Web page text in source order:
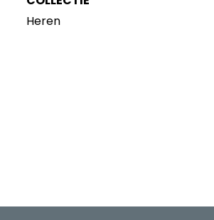
Heren